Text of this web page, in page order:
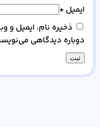
ایمیل *
ذخیره نام، ایمیل و
دوباره دیدگاهی